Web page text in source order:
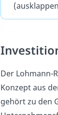
Der Lohmann-
Konzept aus
gehört zu den